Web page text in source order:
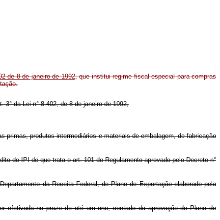
de 8 de janeiro de 1992, que institui regime fiscal especial para compras
da Lei n° 8.402, de 8 de janeiro de 1992,
primas, produtos intermediários e materiais de embalagem, de fabricação
do IPI de que trata o art. 101 do Regulamento aprovado pelo Decreto n°
da Receita Federal, de Plano de Exportação elaborado pela
efetivada no prazo de até um ano, contado da aprovação do Plano de